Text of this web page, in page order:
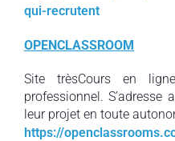
qui-recrutent
OPENCLASSROOM
Site trèsCours en
professionnel.
leur projet en toute
https://